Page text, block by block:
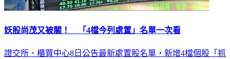
妖股尚茂又被關！ 「4檔今列處置」名單一次看
證交所、櫃買中心8日公告最新處置股名單，新增4檔個股「抓